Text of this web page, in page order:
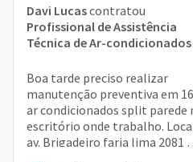
Davi Lucascontratou
Profissional de Assistência
Técnica de Ar-condicionados
Boa tarde preciso realizar
manutenção preventiva em 16
ar condicionados split parede
escritório onde trabalho.
av. Brigadeiro faria lima 2081